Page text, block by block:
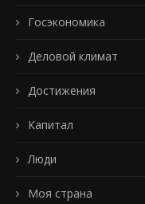
Госэкономика
Деловой климат
Достижения
Капитал
Люди
Моя страна